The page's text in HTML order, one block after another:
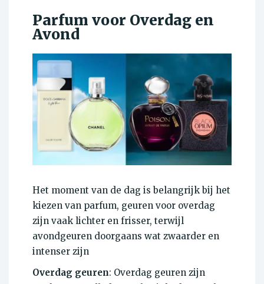
Parfum voor Overdag en
Avond
Het moment van de dag is belangrijk bij het
kiezen van parfum, geuren voor overdag
zijn vaak lichter en frisser, terwijl
avondgeuren doorgaans wat zwaarder en
intenser zijn
Overdag geuren: Overdag geuren zijn